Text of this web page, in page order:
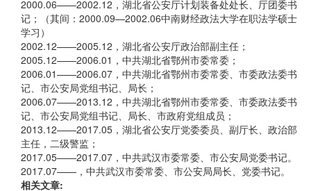
2000.06——2002.12，湖北省公安厅计划装备处处长、厅团委书
记；（其间：2000.09—2002.06中南财经政法大学在职法学硕士
学习）
2002.12——2005.12，湖北省公安厅政治部副主任；
2005.12——2006.01，中共湖北省鄂州市委常委；
2006.01——2006.07，中共湖北省鄂州市委常委、市委政法委书
记、市公安局党组书记、局长；
2006.07——2013.12，中共湖北省鄂州市委常委、市委政法委书
记、市公安局党组书记、局长、市政府党组成员；
2013.12——2017.05，湖北省公安厅党委委员、副厅长、政治部
主任，二级警监；
2017.05——2017.07，中共武汉市委常委、市公安局党委书记。
2017.07——，中共武汉市委常委、市公安局局长、党委书记。
相关文章: